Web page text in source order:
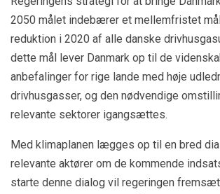
2050 målet indebærer et mellemfristet
reduktion i 2020 af alle danske
dette mål lever Danmark op til de
anbefalinger for rige lande med høje
drivhusgasser, og den nødvendige
relevante sektorer igangsættes.
Med klimaplanen lægges op til en bred
relevante aktører om de kommende
starte denne dialog vil regeringen